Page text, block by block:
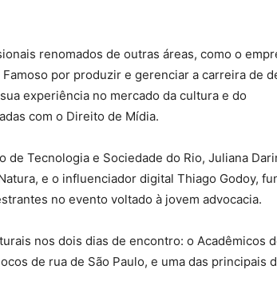
renomados de outras áreas, como o
por produzir e gerenciar a carreira de
experiência no mercado da cultura e do
com o Direito de Mídia.
Tecnologia e Sociedade do Rio, Juliana
e o influenciador digital Thiago Godoy,
no evento voltado à jovem advocacia.
nos dois dias de encontro: o Acadêmicos
de rua de São Paulo, e uma das principais